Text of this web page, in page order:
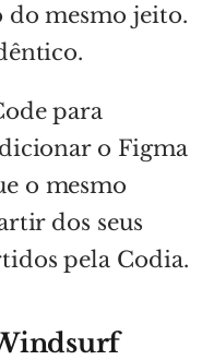
do mesmo jeito.
para
o Figma
o mesmo
dos seus
pela Codia.